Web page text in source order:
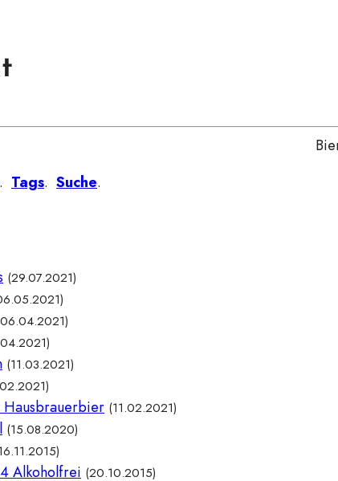
. Tags. Suche.
(29.07.2021)
(11.03.2021)
(11.02.2021)
(15.08.2020)
Alkoholfrei (20.10.2015)